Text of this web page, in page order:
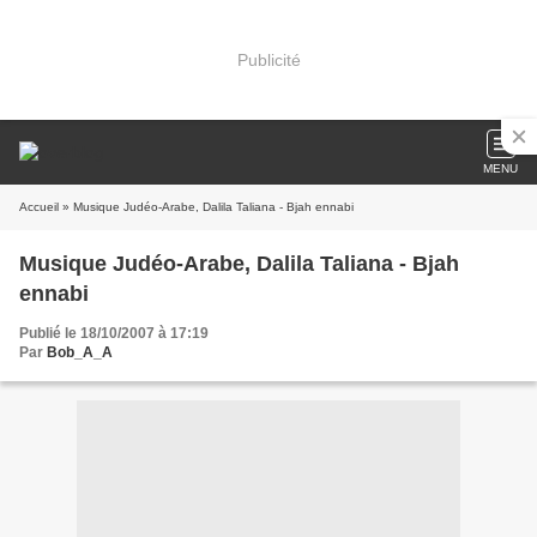
Publicité
MENU
Accueil » Musique Judéo-Arabe, Dalila Taliana - Bjah ennabi
Musique Judéo-Arabe, Dalila Taliana - Bjah
ennabi
Publié le 18/10/2007 à 17:19
Par Bob_A_A